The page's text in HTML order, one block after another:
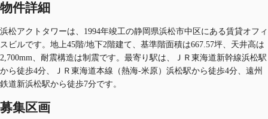
物件詳細
浜松アクトタワーは、1994年竣工の静岡県浜松市中区にある賃貸オフィ
スビルです。地上45階/地下2階建て、基準階面積は667.57坪、天井高は
2,700mm、耐震構造は制震です。最寄り駅は、ＪＲ東海道新幹線浜松駅
から徒歩4分、ＪＲ東海道本線（熱海-米原）浜松駅から徒歩4分、遠州
鉄道新浜松駅から徒歩7分です。
募集区画